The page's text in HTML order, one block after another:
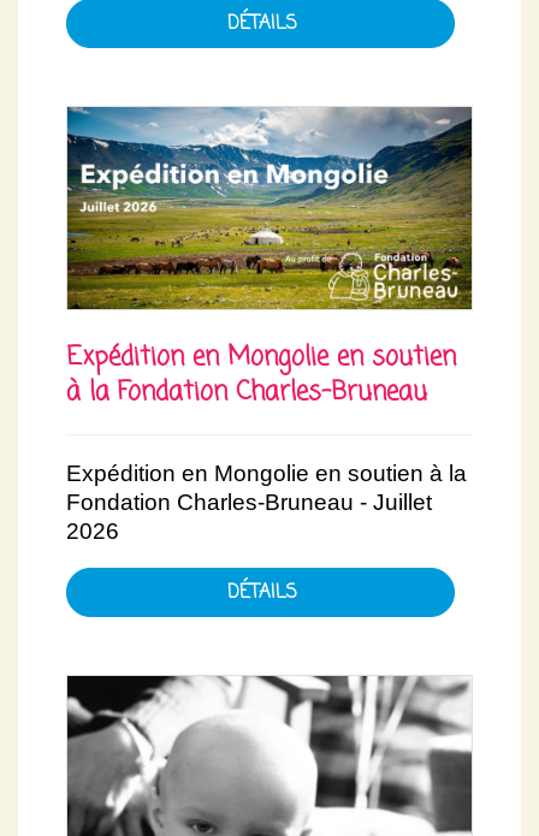
DÉTAILS
Expédition en Mongolie en soutien
à la Fondation Charles-Bruneau
Expédition en Mongolie en soutien à la
Fondation Charles-Bruneau - Juillet
2026
DÉTAILS